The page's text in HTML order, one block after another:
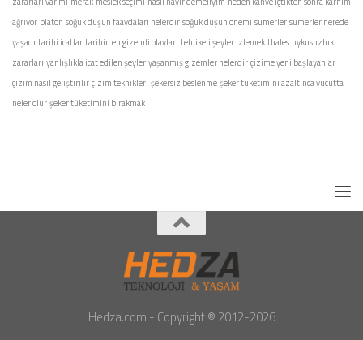
ağrıyor platon soğuk duşun faaydaları nelerdirsoğuk duşun önemi sümerlersümerler nerede
yaşadı tarihi icatlartarihin en gizemli olayları tehlikeli şeyler izlemekthales uykusuzluk
zararları yanlışlıkla icat edilen şeyleryaşanmış gizemler nelerdirçizime yeni başlayanlar
çizim nasıl geliştirilirçizim teknikleri şekersiz beslenmeşeker tüketimini azaltınca vücutta
neler olurşeker tüketimini bırakmak
Hedza.com - Copyright ® 2012-2026